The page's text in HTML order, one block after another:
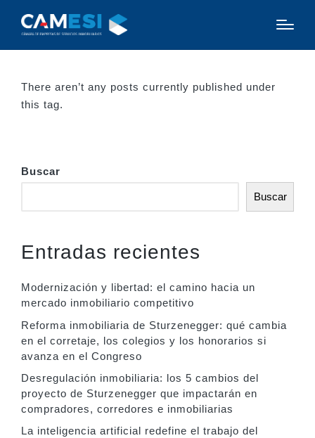
There aren’t any posts currently published under
this tag.
Buscar
Buscar
Entradas recientes
Modernización y libertad: el camino hacia un
mercado inmobiliario competitivo
Reforma inmobiliaria de Sturzenegger: qué cambia
en el corretaje, los colegios y los honorarios si
avanza en el Congreso
Desregulación inmobiliaria: los 5 cambios del
proyecto de Sturzenegger que impactarán en
compradores, corredores e inmobiliarias
La inteligencia artificial redefine el trabajo del